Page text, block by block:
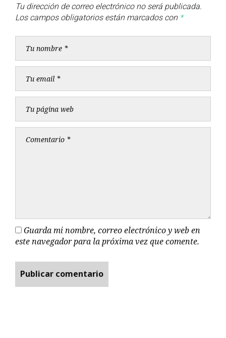
Tu dirección de correo electrónico no será publicada.
Los campos obligatorios están marcados con *
Guarda mi nombre, correo electrónico y web en
este navegador para la próxima vez que comente.